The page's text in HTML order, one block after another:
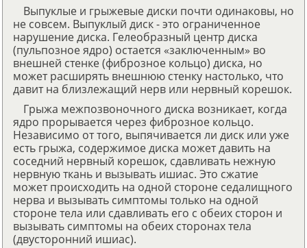
Выпуклые и грыжевые диски почти одинаковы, но
не совсем. Выпуклый диск - это ограниченное
нарушение диска. Гелеобразный центр диска
(пульпозное ядро) остается «заключенным» во
внешней стенке (фиброзное кольцо) диска, но
может расширять внешнюю стенку настолько, что
давит на близлежащий нерв или нервный корешок.
Грыжа межпозвоночного диска возникает, когда
ядро прорывается через фиброзное кольцо.
Независимо от того, выпячивается ли диск или уже
есть грыжа, содержимое диска может давить на
соседний нервный корешок, сдавливать нежную
нервную ткань и вызывать ишиас. Это сжатие
может происходить на одной стороне седалищного
нерва и вызывать симптомы только на одной
стороне тела или сдавливать его с обеих сторон и
вызывать симптомы на обеих сторонах тела
(двусторонний ишиас).